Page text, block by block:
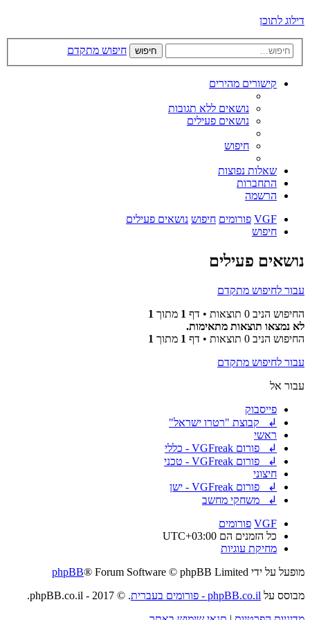
דילוג לתוכן
חיפוש חיפוש מתקדם
קישורים מהירים
נושאים ללא תגובות
נושאים פעילים
חיפוש
שאלות נפוצות
התחברות
הרשמה
VGF פורומים חיפוש נושאים פעילים
חיפוש
נושאים פעילים
עבור לחיפוש מתקדם
החיפוש הניב 0 תוצאות • דף
1 מתוך 1
לא נמצאו תוצאות מתאימות.
החיפוש הניב 0 תוצאות • דף
1 מתוך 1
עבור לחיפוש מתקדם
עבור אל
פייסבוק
↲ קבוצת "רטרו ישראל"
ראשי
↲ פורום VGFreak - כללי
↲ פורום VGFreak - טכני
חיצוני
↲ פורום VGFreak - ישן
↲ משחקי מחשב
VGF פורומים
כל הזמנים הם UTC+03:00
מחיקת עוגיות
מופעל על ידי
phpBB® Forum Software © phpBB Limited
מבוסס על phpBB.co.il - פורומים בעברית
. © 2017 - phpBB.co.il.